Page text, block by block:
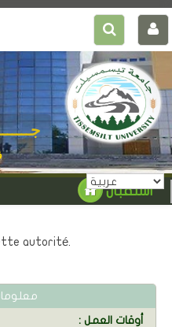
استقبال
autorité.
: أوقات العمل